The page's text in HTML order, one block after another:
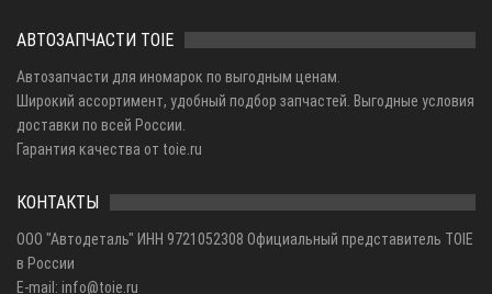
АВТОЗАПЧАСТИ TOIE
Автозапчасти для иномарок по выгодным ценам.
Широкий ассортимент, удобный подбор запчастей. Выгодные условия
доставки по всей России.
Гарантия качества от toie.ru
КОНТАКТЫ
ООО "Автодеталь" ИНН 9721052308 Официальный представитель TOIE
в России
E-mail: info@toie.ru